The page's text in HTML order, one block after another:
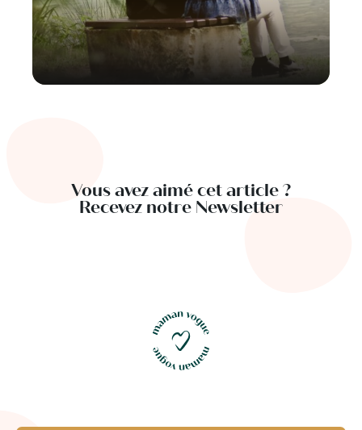
Vous avez aimé cet article ?
Recevez notre Newsletter